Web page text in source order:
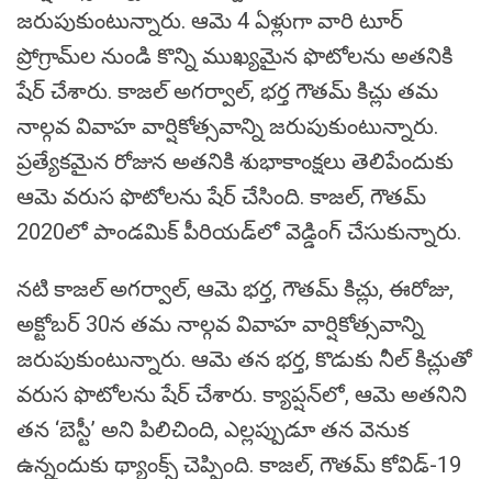
జరుపుకుంటున్నారు. ఆమె 4 ఏళ్లుగా వారి టూర్
ప్రోగ్రామ్‌ల నుండి కొన్ని ముఖ్యమైన ఫొటోలను అతనికి
షేర్ చేశారు. కాజల్ అగర్వాల్, భర్త గౌతమ్ కిచ్లు తమ
నాల్గవ వివాహ వార్షికోత్సవాన్ని జరుపుకుంటున్నారు.
ప్రత్యేకమైన రోజున అతనికి శుభాకాంక్షలు తెలిపేందుకు
ఆమె వరుస ఫొటోలను షేర్ చేసింది. కాజల్, గౌతమ్
2020లో పాండమిక్ పీరియడ్‌లో వెడ్డింగ్ చేసుకున్నారు.
నటి కాజల్ అగర్వాల్, ఆమె భర్త, గౌతమ్ కిచ్లు, ఈరోజు,
అక్టోబర్ 30న తమ నాల్గవ వివాహ వార్షికోత్సవాన్ని
జరుపుకుంటున్నారు. ఆమె తన భర్త, కొడుకు నీల్ కిచ్లుతో
వరుస ఫొటోలను షేర్ చేశారు. క్యాప్షన్‌లో, ఆమె అతనిని
తన ‘బెస్టీ’ అని పిలిచింది, ఎల్లప్పుడూ తన వెనుక
ఉన్నందుకు థ్యాంక్స్ చెప్పింది. కాజల్, గౌతమ్ కోవిడ్-19